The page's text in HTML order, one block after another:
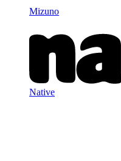
Mizuno
Native